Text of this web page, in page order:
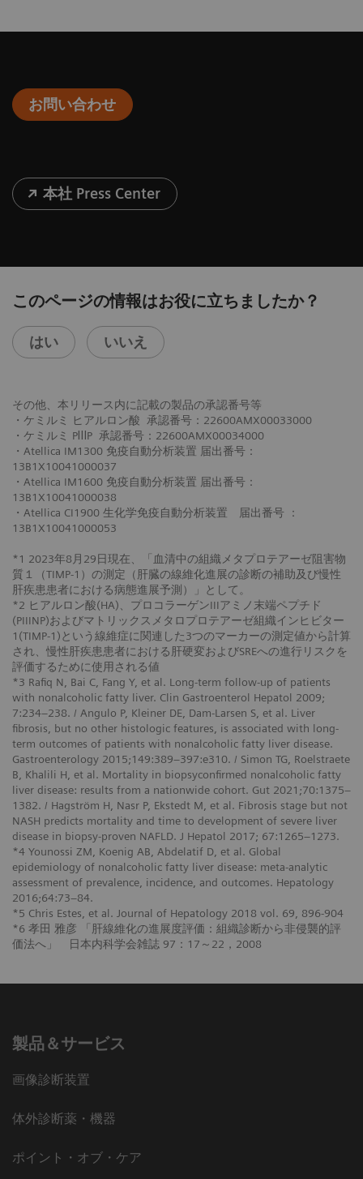
お問い合わせ
本社 Press Center
このページの情報はお役に立ちましたか？
はい いいえ
その他、本リリース内に記載の製品の承認番号等
・ケミルミ ヒアルロン酸 承認番号：22600AMX00033000
・ケミルミ PⅢP 承認番号：22600AMX00034000
・Atellica IM1300 免疫自動分析装置 届出番号：
13B1X10041000037
・Atellica IM1600 免疫自動分析装置 届出番号：
13B1X10041000038
・Atellica CI1900 生化学免疫自動分析装置 届出番号 ：
13B1X10041000053
*1 2023年8月29日現在、「血清中の組織メタプロテアーゼ阻害物
質１（TIMP-1）の測定（肝臓の線維化進展の診断の補助及び慢性
肝疾患患者における病態進展予測）」として。
*2 ヒアルロン酸(HA)、プロコラーゲンIIIアミノ末端ペプチド
(PIIINP)およびマトリックスメタロプロテアーゼ組織インヒビター
1(TIMP-1)という線維症に関連した3つのマーカーの測定値から計算
され、慢性肝疾患患者における肝硬変およびSREへの進行リスクを
評価するために使用される値
*3 Rafiq N, Bai C, Fang Y, et al. Long-term follow-up of patients
with nonalcoholic fatty liver. Clin Gastroenterol Hepatol 2009;
7:234–238. / Angulo P, Kleiner DE, Dam-Larsen S, et al. Liver
fibrosis, but no other histologic features, is associated with long-
term outcomes of patients with nonalcoholic fatty liver disease.
Gastroenterology 2015;149:389–397:e310. / Simon TG, Roelstraete
B, Khalili H, et al. Mortality in biopsyconfirmed nonalcoholic fatty
liver disease: results from a nationwide cohort. Gut 2021;70:1375–
1382. / Hagström H, Nasr P, Ekstedt M, et al. Fibrosis stage but not
NASH predicts mortality and time to development of severe liver
disease in biopsy-proven NAFLD. J Hepatol 2017; 67:1265–1273.
*4 Younossi ZM, Koenig AB, Abdelatif D, et al. Global
epidemiology of nonalcoholic fatty liver disease: meta-analytic
assessment of prevalence, incidence, and outcomes. Hepatology
2016;64:73–84.
*5 Chris Estes, et al. Journal of Hepatology 2018 vol. 69, 896-904
*6 孝田 雅彦 「肝線維化の進展度評価：組織診断から非侵襲的評
価法へ」 日本内科学会雑誌 97：17～22，2008
製品＆サービス
画像診断装置
体外診断薬・機器
ポイント・オブ・ケア